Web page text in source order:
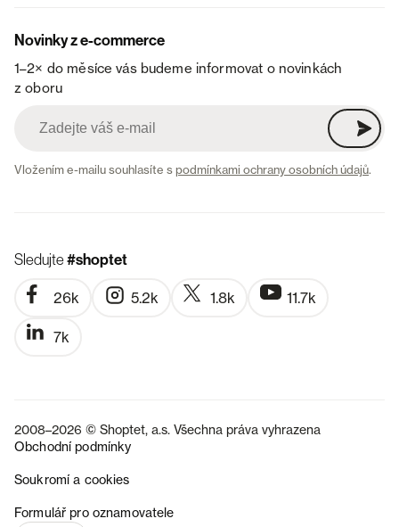
Novinky z e-commerce
1–2× do měsíce vás budeme informovat o novinkách
z oboru
Vložením e-mailu souhlasíte spodmínkami ochrany osobních údajů.
Sledujte#shoptet
26k 5.2k 1.8k 11.7k
7k
2008–2026 © Shoptet, a.s. Všechna práva vyhrazena
Obchodní podmínky
Soukromí a cookies
Formulář pro oznamovatele